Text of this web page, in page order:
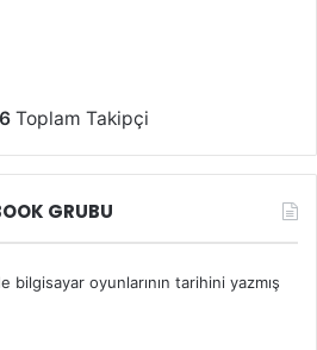
Toplam Takipçi
GRUBU
bilgisayar oyunlarının tarihini yazmış